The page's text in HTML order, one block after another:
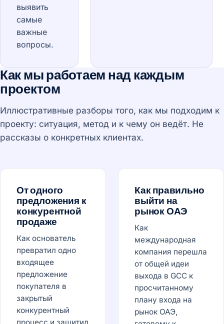
выявить
самые
важные
вопросы.
Как мы работаем над каждым
проектом
Иллюстративные разборы того, как мы подходим к
проекту: ситуация, метод и к чему он ведёт. Не
рассказы о конкретных клиентах.
От одного
предложения к
конкурентной
продаже
Как основатель
превратил одно
входящее
предложение
покупателя в
закрытый
конкурентный
Как правильно
выйти на
рынок ОАЭ
Как
международная
компания перешла
от общей идеи
выхода в GCC к
просчитанному
плану входа на
рынок ОАЭ,